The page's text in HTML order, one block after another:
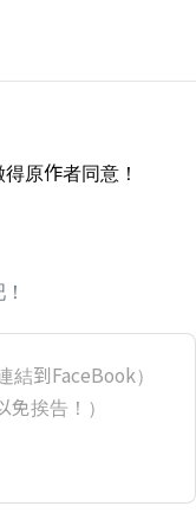
原作者同意！
結到FaceBook）
挨告！）